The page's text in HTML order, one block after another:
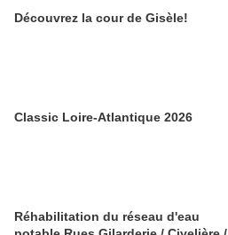
Découvrez la cour de Gisèle!
Classic Loire-Atlantique 2026
Réhabilitation du réseau d'eau